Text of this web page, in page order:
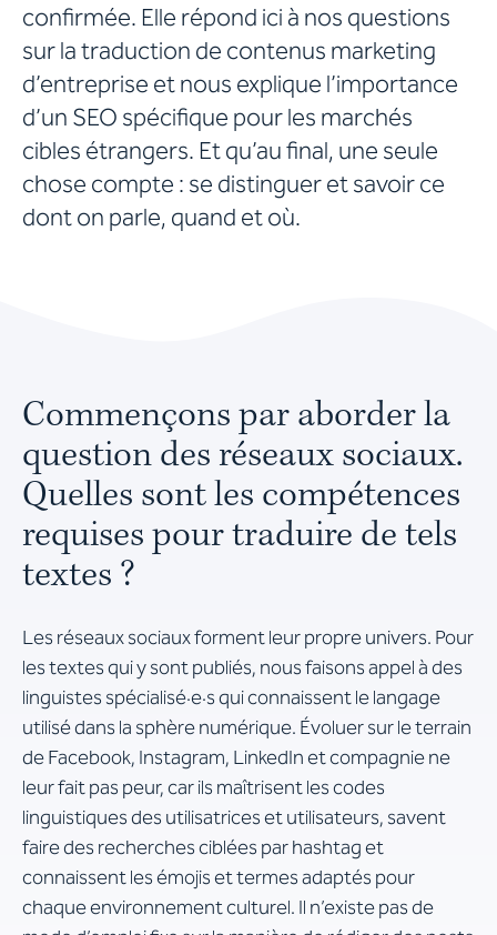
confirmée. Elle répond ici à nos questions
sur la traduction de contenus marketing
d’entreprise et nous explique l’importance
d’un SEO spécifique pour les marchés
cibles étrangers. Et qu’au final, une seule
chose compte : se distinguer et savoir ce
dont on parle, quand et où.
Commençons par aborder la
question des réseaux sociaux.
Quelles sont les compétences
requises pour traduire de tels
textes ?
Les réseaux sociaux forment leur propre univers. Pour
les textes qui y sont publiés, nous faisons appel à des
linguistes spécialisé·e·s qui connaissent le langage
utilisé dans la sphère numérique. Évoluer sur le terrain
de Facebook, Instagram, LinkedIn et compagnie ne
leur fait pas peur, car ils maîtrisent les codes
linguistiques des utilisatrices et utilisateurs, savent
faire des recherches ciblées par hashtag et
connaissent les émojis et termes adaptés pour
chaque environnement culturel. Il n’existe pas de